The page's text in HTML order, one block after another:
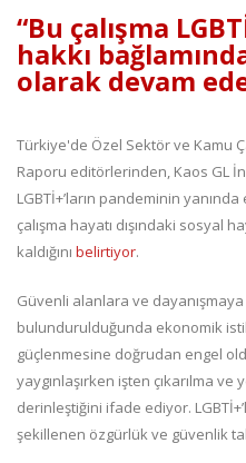
“Bu çalışma
hakkı
olarak devam
Türkiye'de Özel Sektör ve Kamu
Raporu editörlerinden, Kaos GL
LGBTİ+’ların pandeminin
çalışma hayatı dışındaki sosyal
kaldığını belirtiyor.
Güvenli alanlara ve
bulundurulduğunda ekonomik
güçlenmesine doğrudan engel
yaygınlaşırken işten çıkarılma
derinleştiğini ifade ediyor.
şekillenen özgürlük ve güvenlik